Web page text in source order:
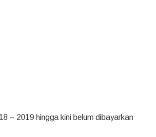
– 2019 hingga kini belum dibayarkan